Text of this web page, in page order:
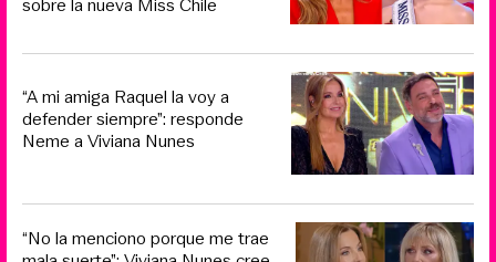
“A mi amiga Raquel la voy a
defender siempre”: responde
Neme a Viviana Nunes
“No la menciono porque me trae